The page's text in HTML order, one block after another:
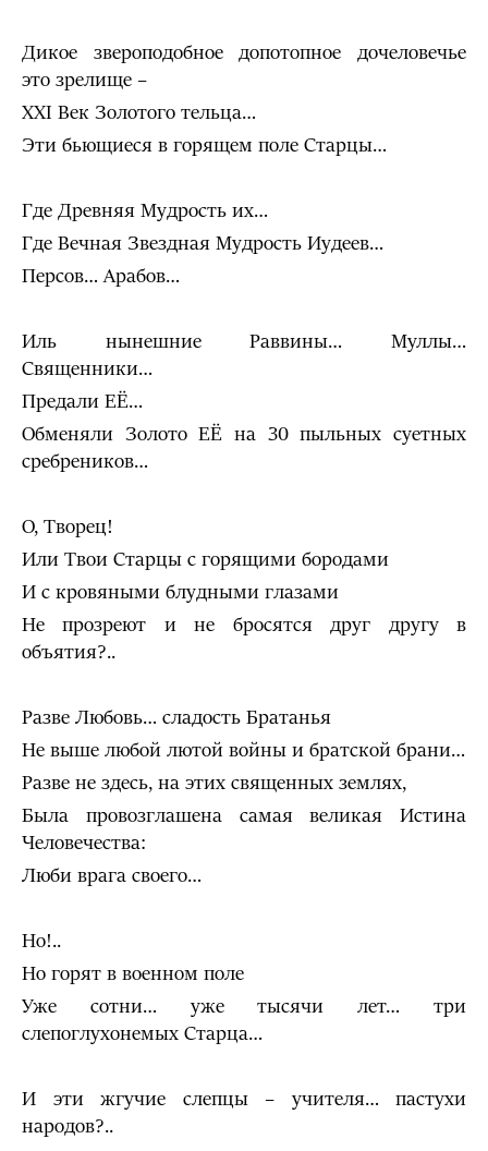
Дикое звероподобное допотопное дочеловечье
это зрелище –
ХХI Век Золотого тельца…
Эти бьющиеся в горящем поле Старцы…
Где Древняя Мудрость их…
Где Вечная Звездная Мудрость Иудеев…
Персов… Арабов…
Иль нынешние Раввины… Муллы…
Священники…
Предали ЕЁ…
Обменяли Золото ЕЁ на 30 пыльных суетных
сребреников…
О, Творец!
Или Твои Старцы с горящими бородами
И с кровяными блудными глазами
Не прозреют и не бросятся друг другу в
объятия?..
Разве Любовь… сладость Братанья
Не выше любой лютой войны и братской брани…
Разве не здесь, на этих священных землях,
Была провозглашена самая великая Истина
Человечества:
Люби врага своего…
Но!..
Но горят в военном поле
Уже сотни… уже тысячи лет… три
слепоглухонемых Старца…
И эти жгучие слепцы – учителя… пастухи
народов?..